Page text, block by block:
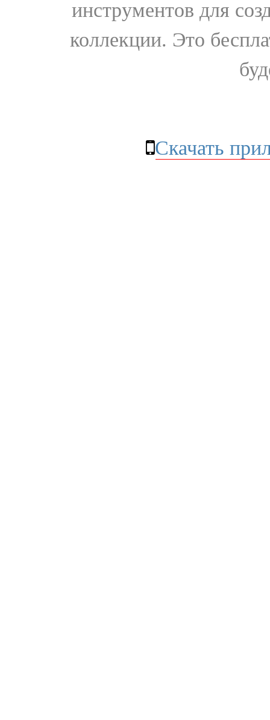
инструментов для
коллекции. Это
Скачать